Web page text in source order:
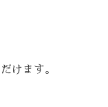
けます。